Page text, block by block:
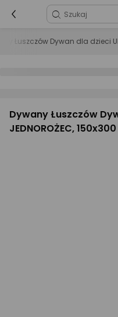
Łuszczów Dywan dla dzieci
Dywany Łuszczów
JEDNOROŻEC,